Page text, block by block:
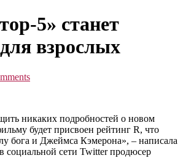
5» станет
взрослых
никаких подробностей о новом
будет присвоен рейтинг R, что
бога и Джеймса Кэмерона», – написала
социальной сети Twitter продюсер